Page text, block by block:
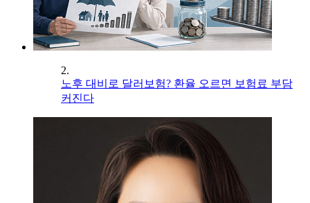
2.
노후 대비로 달러보험? 환율 오르면 보험료 부담
커진다